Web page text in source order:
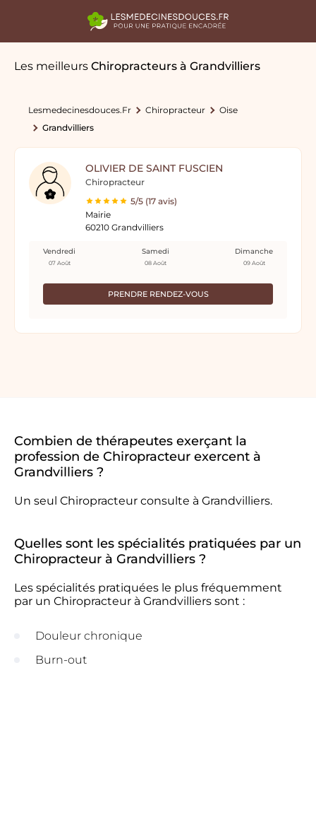
Les meilleurs Chiropracteurs à Grandvilliers
Lesmedecinesdouces.fr Chiropracteur
Oise
Grandvilliers
OLIVIER DE SAINT FUSCIEN
Chiropracteur
5/5 (17 avis)
Mairie
60210 Grandvilliers
PRENDRE RENDEZ-VOUS
Vendredi
07 Août
Samedi
08 Août
Dimanche
09 Août
Combien de thérapeutes exerçant la
profession de Chiropracteur exercent à
Grandvilliers ?
Un seul Chiropracteur consulte à Grandvilliers.
Quelles sont les spécialités pratiquées par un
Chiropracteur à Grandvilliers ?
Les spécialités pratiquées le plus fréquemment
par un Chiropracteur à Grandvilliers sont :
Douleur chronique
Burn-out